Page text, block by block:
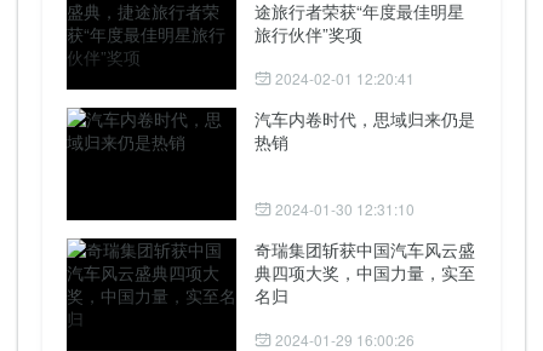
途旅行者荣获“年度最佳明星
旅行伙伴”奖项
2024-02-01 12:20:41
汽车内卷时代，思域归来仍是
热销
2024-01-30 12:31:10
奇瑞集团斩获中国汽车风云盛
典四项大奖，中国力量，实至
名归
2024-01-29 16:00:26